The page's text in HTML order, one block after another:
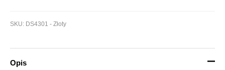
SKU: DS4301 - Złoty
Opis